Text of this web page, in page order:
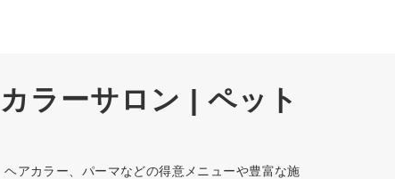
ラーサロン | ペット
アカラー、パーマなどの得意メニューや豊富な施